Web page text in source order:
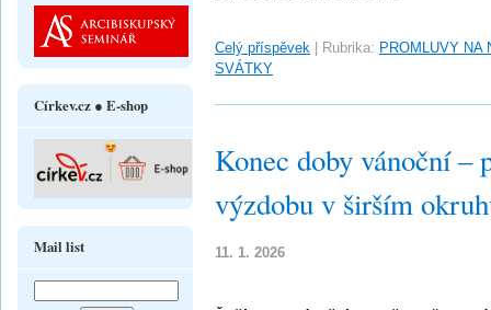
Celý příspěvek Rubrika: PROMLUVY NA
SVÁTKY
Konec doby vánoční –
výzdobu v širším
11. 1. 2026
Církev.cz ● E-shop
Mail list